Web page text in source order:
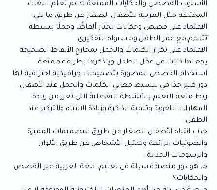
الأسلوب القصصي والحكايات الممتعة تدعم تعلم اللغات
المختلفة مثل العربية للأطفال الصغار عن طريق ما يلي:
الاعتماد على قصص وحكايات تختار ألفاظًا وجملًا بسيطة
تتلاءم مع عمر الطفل ومستواه التفكيري.
الاعتماد على تكرار الكلمات والجمل بمخارج الألفاظ الصحيحة
يجعلها تثبت في عقل الطفل ويتذكرها بطريقة ممتعة.
استخدام القصص المصورة بتصميمات جرافيكية احترافية لها
دور كبير جدًا في تبسيط معاني الكلمات والجمل عند الأطفال.
ربط متعة التعلم بالأنشطة التفاعلية التي تعزز من زيادة
المهارات اللغوية وتنمية الذاكرة وزيادة الانتباه والتركيز عند
الطفل.
جذب انتباه الأطفال الصغار عن طريق التصميمات المميزة
والصوتيات الرائعة وتمثيل الأشخاص عن طريق الألوان
والرسومات الجذابة.
ما هو دور منصة فسيلة في تعليم اللغة العربية عبر القصص
والحكايات؟